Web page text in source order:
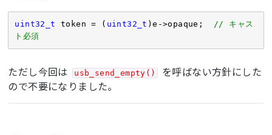
uint32_t token = ( uint32_t )e->opaque;
// キャス
ト必須
ただし今回は usb_send_empty()
を呼ばない方針にした
ので不要になりました。